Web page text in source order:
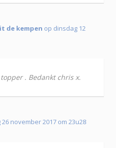
de kempen op dinsdag 12
. Bedankt chris x.
november 2017 om 23u28